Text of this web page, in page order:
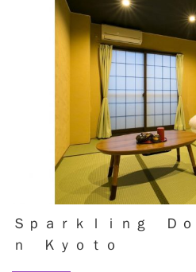
Ｓｐａｒｋｌｉｎｇ Ｄ
ｎ Ｋｙｏｔｏ